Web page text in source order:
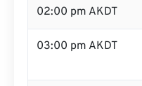
02:00 pm AKDT
03:00 pm AKDT